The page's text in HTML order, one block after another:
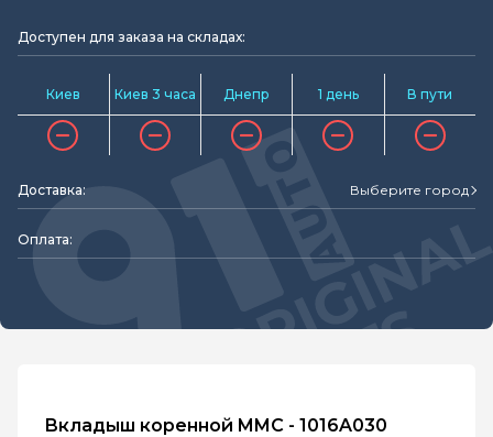
Доступен для заказа на складах:
Киев Киев 3 часа Днепр 1 день В пути
Доставка: Выберите город
Оплата:
Вкладыш коренной MMC - 1016A030